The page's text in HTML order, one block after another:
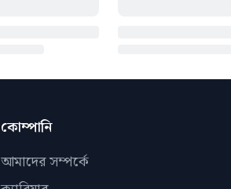
কোম্পানি
আমাদের সম্পর্কে